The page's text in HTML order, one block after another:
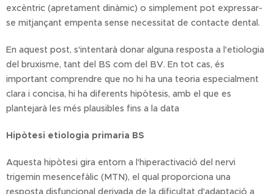
excèntric (apretament dinàmic) o simplement pot expressar-
se mitjançant empenta sense necessitat de contacte dental.
En aquest post, s'intentarà donar alguna resposta a l'etiologia
del bruxisme, tant del BS com del BV. En tot cas, és
important comprendre que no hi ha una teoria especialment
clara i concisa, hi ha diferents hipòtesis, amb el que es
plantejarà les més plausibles fins a la data
Hipòtesi etiologia primaria BS
Aquesta hipòtesi gira entorn a l'hiperactivació del nervi
trigemin mesencefàlic (MTN), el qual proporciona una
resposta disfuncional derivada de la dificultat d'adaptació a